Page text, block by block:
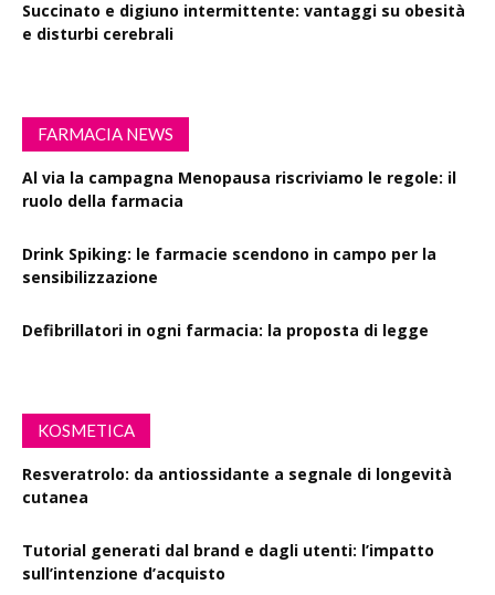
Succinato e digiuno intermittente: vantaggi su obesità
e disturbi cerebrali
FARMACIA NEWS
Al via la campagna Menopausa riscriviamo le regole: il
ruolo della farmacia
Drink Spiking: le farmacie scendono in campo per la
sensibilizzazione
Defibrillatori in ogni farmacia: la proposta di legge
KOSMETICA
Resveratrolo: da antiossidante a segnale di longevità
cutanea
Tutorial generati dal brand e dagli utenti: l’impatto
sull’intenzione d’acquisto